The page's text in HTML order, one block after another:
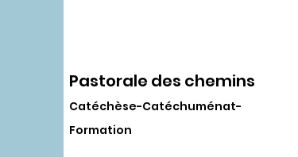
Pastorale des chemins
Catéchèse-Catéchuménat-
Formation